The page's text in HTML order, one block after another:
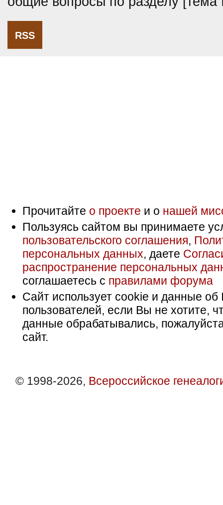
RSS
Прочитайте о проекте и о нашей
Пользуясь сайтом вы принимаете
пользовательского соглашения,
персональных данных, даете
распространение персональных
соглашаетесь с правилами форума
Сайт использует cookie и данные об
пользователей, если Вы не хотите,
данные обрабатывались,
сайт.
© 1998-2026, Всероссийское